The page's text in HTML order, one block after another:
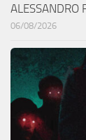
ALESSANDRO
06/08/2026